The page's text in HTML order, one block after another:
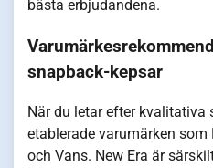
bästa erbjudandena.
snapback-kepsar
När du letar efter kvalitativa
etablerade varumärken som
och Vans. New Era är